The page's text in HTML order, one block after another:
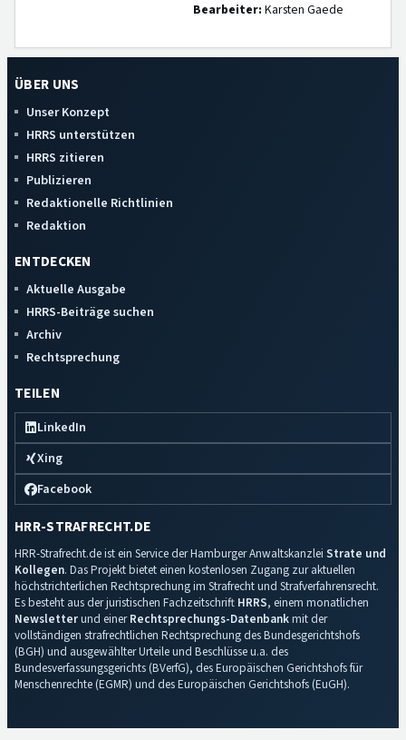
Bearbeiter: Karsten Gaede
ÜBER UNS
Unser Konzept
HRRS unterstützen
HRRS zitieren
Publizieren
Redaktionelle Richtlinien
Redaktion
ENTDECKEN
Aktuelle Ausgabe
HRRS-Beiträge suchen
Archiv
Rechtsprechung
TEILEN
LinkedIn
Xing
Facebook
HRR-STRAFRECHT.DE
HRR-Strafrecht.de ist ein Service der Hamburger Anwaltskanzlei Strate und
Kollegen. Das Projekt bietet einen kostenlosen Zugang zur aktuellen
höchstrichterlichen Rechtsprechung im Strafrecht und Strafverfahrensrecht.
Es besteht aus der juristischen Fachzeitschrift HRRS, einem monatlichen
Newsletterund einerRechtsprechungs-Datenbankmit der
vollständigen strafrechtlichen Rechtsprechung des Bundesgerichtshofs
(BGH) und ausgewählter Urteile und Beschlüsse u.a. des
Bundesverfassungsgerichts (BVerfG), des Europäischen Gerichtshofs für
Menschenrechte (EGMR) und des Europäischen Gerichtshofs (EuGH).